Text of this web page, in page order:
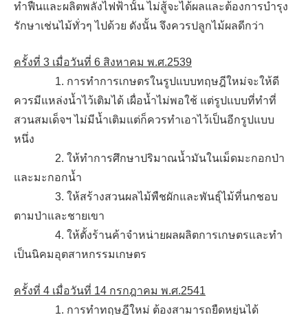
ทำฟืนและผลิตพลังไฟฟ้านั้น ไม่สู้จะได้ผลและต้องการบำรุง
รักษาเช่นไม้ทั่วๆ ไปด้วย ดังนั้น จึงควรปลูกไม้ผลดีกว่า
ครั้งที่ 3 เมื่อวันที่ 6 สิงหาคม พ.ศ.2539
1. การทำการเกษตรในรูปแบบทฤษฎีใหม่จะให้ดี
ควรมีแหล่งน้ำไว้เติมได้ เผื่อน้ำไม่พอใช้ แต่รูปแบบที่ทำที่
สวนสมเด็จฯ ไม่มีน้ำเติมแต่ก็ควรทำเอาไว้เป็นอีกรูปแบบ
หนึ่ง
2. ให้ทำการศึกษาปริมาณน้ำมันในเม็ดมะกอกป่า
และมะกอกน้ำ
3. ให้สร้างสวนผลไม้พืชผักและพันธุ์ไม้ที่นกชอบ
ตามป่าและชายเขา
4. ให้ตั้งร้านค้าจำหน่ายผลผลิตการเกษตรและทำ
เป็นนิคมอุตสาหกรรมเกษตร
ครั้งที่ 4 เมื่อวันที่ 14 กรกฎาคม พ.ศ.2541
1. การทำทฤษฎีใหม่ ต้องสามารถยืดหยุ่นได้